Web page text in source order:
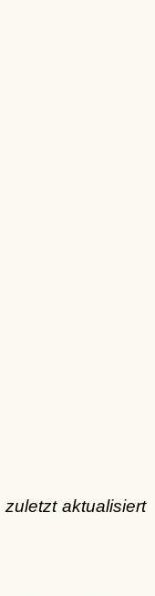
zuletzt aktualisiert